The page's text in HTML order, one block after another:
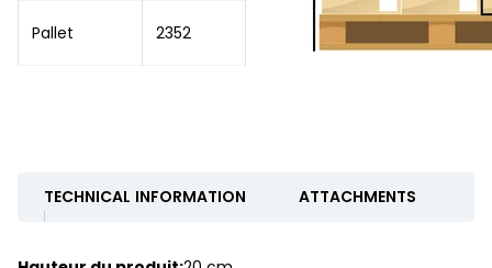
Pallet 2352
TECHNICAL INFORMATION ATTACHMENTS